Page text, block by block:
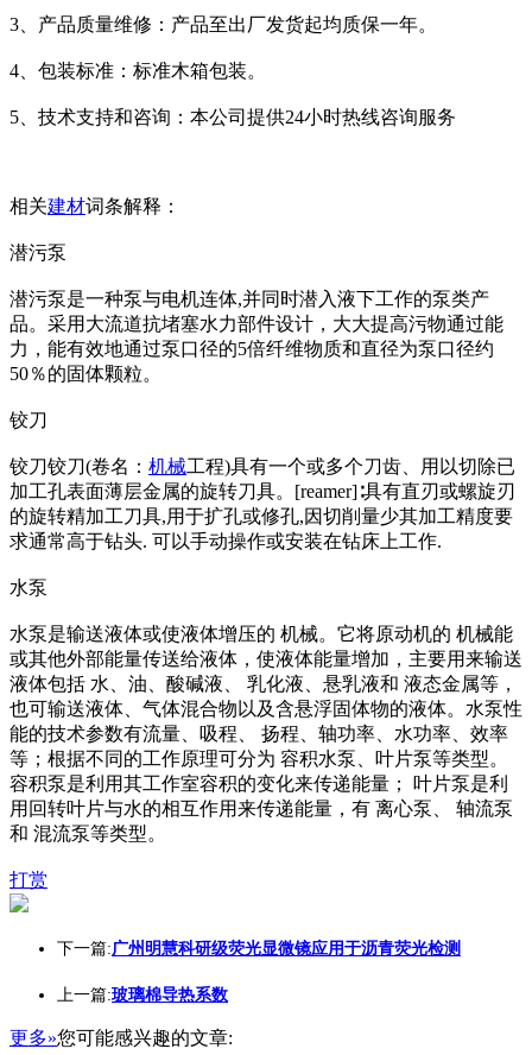
3、产品质量维修：产品至出厂发货起均质保一年。
4、包装标准：标准木箱包装。
5、技术支持和咨询：本公司提供24小时热线咨询服务
相关建材词条解释：
潜污泵
潜污泵是一种泵与电机连体,并同时潜入液下工作的泵类产
品。采用大流道抗堵塞水力部件设计，大大提高污物通过能
力，能有效地通过泵口径的5倍纤维物质和直径为泵口径约
50％的固体颗粒。
铰刀
铰刀铰刀(卷名： 机械工程)具有一个或多个刀齿、用以切除已
加工孔表面薄层金属的旋转刀具。[reamer]∶具有直刃或螺旋刃
的旋转精加工刀具,用于扩孔或修孔,因切削量少其加工精度要
求通常高于钻头. 可以手动操作或安装在钻床上工作.
水泵
水泵是输送液体或使液体增压的 机械。它将原动机的 机械能
或其他外部能量传送给液体，使液体能量增加，主要用来输送
液体包括 水、油、酸碱液、 乳化液、悬乳液和 液态金属等，
也可输送液体、气体混合物以及含悬浮固体物的液体。水泵性
能的技术参数有流量、吸程、 扬程、轴功率、水功率、效率
等；根据不同的工作原理可分为 容积水泵、叶片泵等类型。
容积泵是利用其工作室容积的变化来传递能量； 叶片泵是利
用回转叶片与水的相互作用来传递能量，有 离心泵、 轴流泵
和 混流泵等类型。
打赏
下一篇:广州明慧科研级荧光显微镜应用于沥青荧光检测
上一篇:玻璃棉导热系数
更多»您可能感兴趣的文章: